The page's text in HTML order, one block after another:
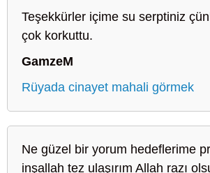
Teşekkürler içime su serptiniz
çok korkuttu.
GamzeM
Rüyada cinayet mahali görmek
Ne güzel bir yorum hedeflerime
inşallah tez ulaşırım Allah razı